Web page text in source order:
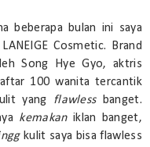
beberapa bulan ini saya
Cosmetic. Brand
Song Hye Gyo, aktris
100 wanita tercantik
yang flawless banget.
kemakan iklan banget,
kulit saya bisa flawless